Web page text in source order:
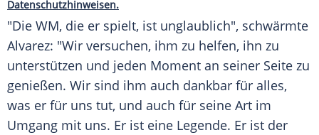
Datenschutzhinweisen.
"Die WM, die er spielt, ist unglaublich", schwärmte
Alvarez: "Wir versuchen, ihm zu helfen, ihn zu
unterstützen und jeden Moment an seiner Seite zu
genießen. Wir sind ihm auch dankbar für alles,
was er für uns tut, und auch für seine Art im
Umgang mit uns. Er ist eine Legende. Er ist der